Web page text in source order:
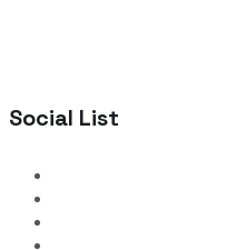
Social List